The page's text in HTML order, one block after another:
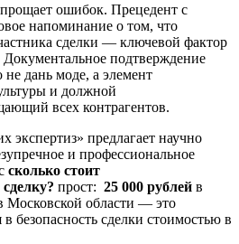
ошибок. Прецедент с
напоминание о том, что
сделки — ключевой фактор
подтверждение
дань моде, а элемент
и должной
всех контрагентов.
предлагает научно
и профессиональное
сколько стоит
прост: 25 000 рублей в
Московской области — это
безопасность сделки стоимостью в